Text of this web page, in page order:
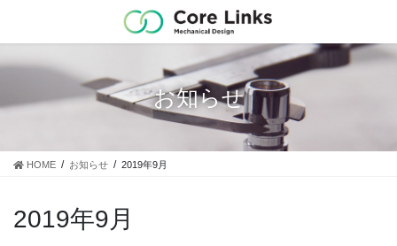
テ
ン
ゲ
ー
お知らせ
HOME お知らせ 2019年9月
2019年9月